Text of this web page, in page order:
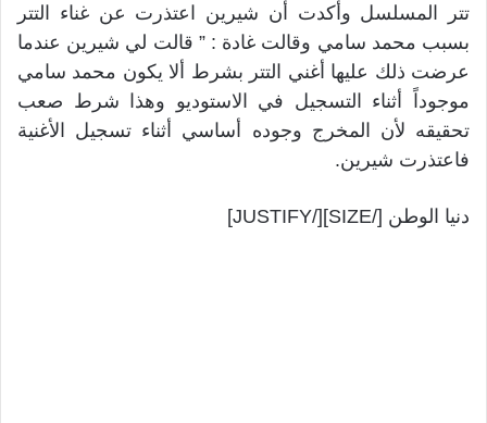
تتر المسلسل وأكدت أن شيرين اعتذرت عن غناء التتر
بسبب محمد سامي وقالت غادة : ” قالت لي شيرين عندما
عرضت ذلك عليها أغني التتر بشرط ألا يكون محمد سامي
موجوداً أثناء التسجيل في الاستوديو وهذا شرط صعب
تحقيقه لأن المخرج وجوده أساسي أثناء تسجيل الأغنية
فاعتذرت شيرين.
دنيا الوطن [/SIZE][/JUSTIFY]